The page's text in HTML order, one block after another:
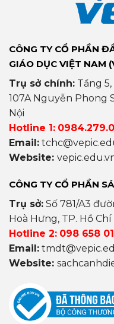
CÔNG TY CỔ PHẦN
GIÁO DỤC VIỆT NAM
Trụ sở chính: Tầng
107A Nguyễn Phong
Nội
Hotline 1:
Email:
Website:
CÔNG TY CỔ PHẦN
Trụ sở: Số 781/A3
Hoà Hưng, TP. Hồ
Hotline 2: 098 658
Email:
Website: